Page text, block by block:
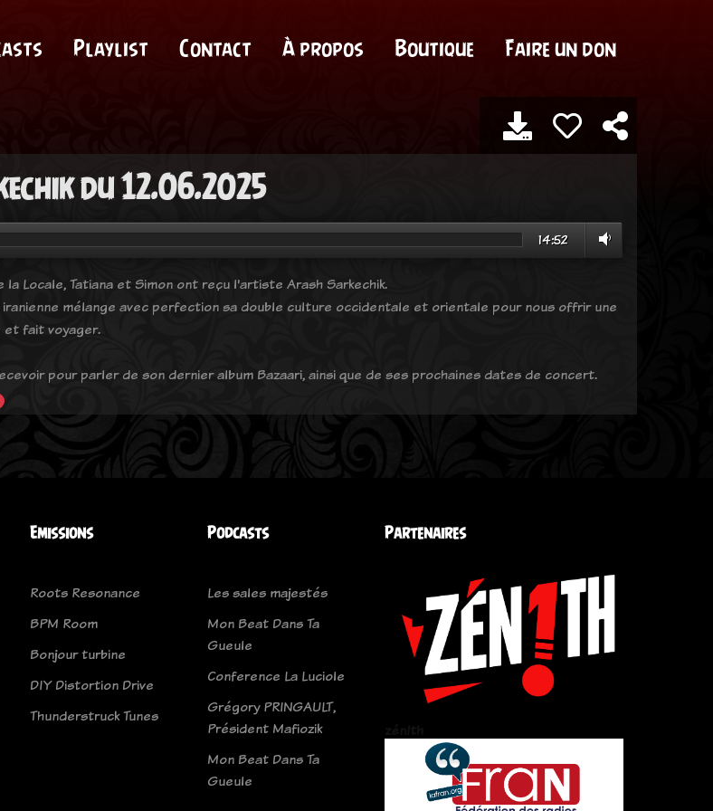
Playlist Contact À propos Boutique Faire un don
du 12.06.2025
14:52
la Locale, Tatiana et Simon ont reçu l'artiste Arash Sarkechik.
iranienne mélange avec perfection sa double culture occidentale et orientale pour nous offrir une
et fait voyager.
pour parler de son dernier album Bazaari, ainsi que de ses prochaines dates de concert.
Emissions
Roots Resonance
BPM Room
Bonjour turbine
DIY Distortion Drive
Thunderstruck Tunes
Podcasts
Les sales majestés
Mon Beat Dans Ta
Gueule
Conference La Luciole
Grégory PRINGAULT,
Président Mafiozik
Mon Beat Dans Ta
Gueule
Partenaires